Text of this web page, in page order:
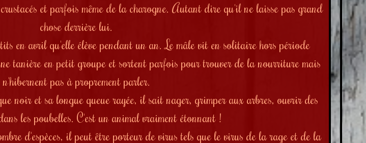
et parfois même de la charogne. Autant dire qu'il ne laisse pas grand
chose derrière lui.
en avril qu'elle élève pendant un an. Le mâle vit en solitaire hors période
tanière en petit groupe et sortent parfois pour trouver de la nourriture mais
n'hibernent pas à proprement parler.
noir et sa longue queue rayée, il sait nager, grimper aux arbres, ouvrir des
les poubelles. C'est un animal vraiment étonnant !
d'espèces, il peut être porteur de virus tels que le virus de la rage et de la